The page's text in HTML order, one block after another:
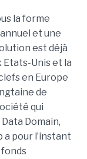
la forme
et une
est déjà
Etats-Unis et la
en Europe
de
qui
Domain,
pour l’instant
fonds